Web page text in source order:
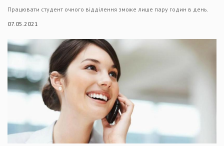
Працювати студент очного відділення зможе лише пару годин в день.
07.05.2021